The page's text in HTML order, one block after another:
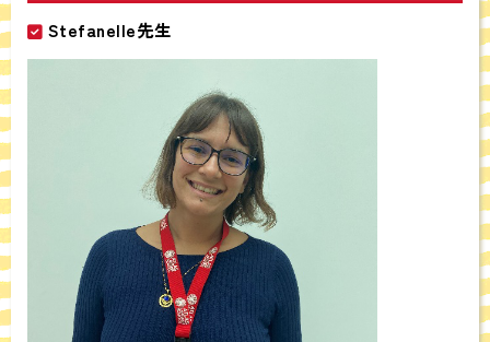
Stefanelle先生